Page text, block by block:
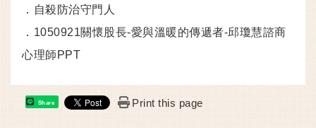
． 自殺防治守門人
． 1050921關懷股長-愛與溫暖的傳遞者-邱瓊慧諮商
心理師PPT
Share Print this page